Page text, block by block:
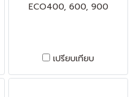
ECO400, 600, 900
เปรียบเทียบ